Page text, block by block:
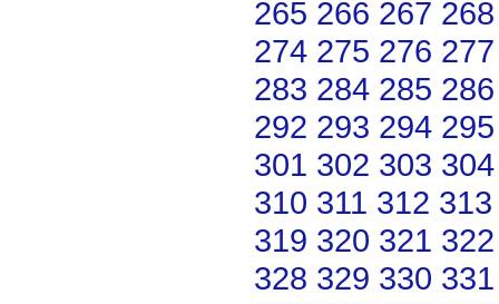
265 266 267 268
274 275 276 277
283 284 285 286
292 293 294 295
301 302 303 304
310 311 312 313
319 320 321 322
328 329 330 331